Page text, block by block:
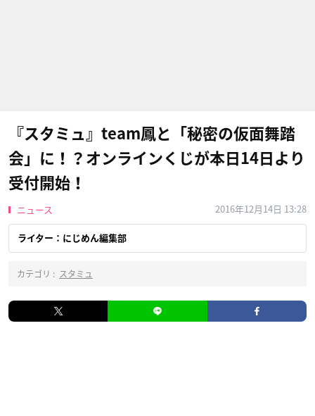
『スタミュ』team鳳と「秘密の仮面舞踏
会」に！？オンラインくじが本日14日より
受付開始！
ニュース 2016年12月14日 13:28
ライター：にじめん編集部
カテゴリ : スタミュ